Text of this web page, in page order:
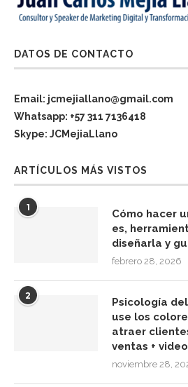
DATOS DE CONTACTO
Email: jcmejiallano@gmail.com
Whatsapp: +57 311 7136418
Skype: JCMejiaLlano
ARTÍCULOS MÁS VISTOS
1
Cómo hacer
es,
diseñarla y
febrero 28, 2026
2
Psicología
use los
atraer
ventas +
noviembre 28,